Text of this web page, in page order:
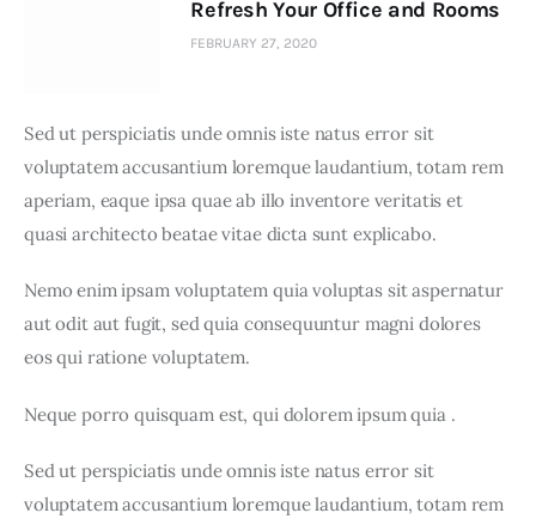
Refresh Your Office and Rooms
FEBRUARY 27, 2020
Sed ut perspiciatis unde omnis iste natus error sit
voluptatem accusantium loremque laudantium, totam rem
aperiam, eaque ipsa quae ab illo inventore veritatis et
quasi architecto beatae vitae dicta sunt explicabo.
Nemo enim ipsam voluptatem quia voluptas sit aspernatur
aut odit aut fugit, sed quia consequuntur magni dolores
eos qui ratione voluptatem.
Neque porro quisquam est, qui dolorem ipsum quia .
Sed ut perspiciatis unde omnis iste natus error sit
voluptatem accusantium loremque laudantium, totam rem